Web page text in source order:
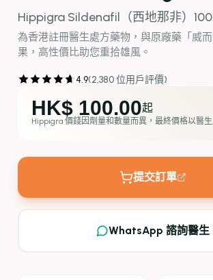
Hippigra Sildenafil（西地那非）
為香港註冊醫生處方藥物，與原廠藥「威
果，高性價比助您重拾雄風。
4.9(2,380 位用戶評價)
HK$ 100.00起
Hippigra 價錢因劑量和數量而異，最終價格以醫
提交訂單
WhatsApp 諮詢醫生